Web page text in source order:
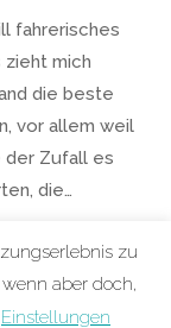
fahrerisches
zieht mich
die beste
vor allem weil
der Zufall es
die…
zu
aber doch,
Einstellungen